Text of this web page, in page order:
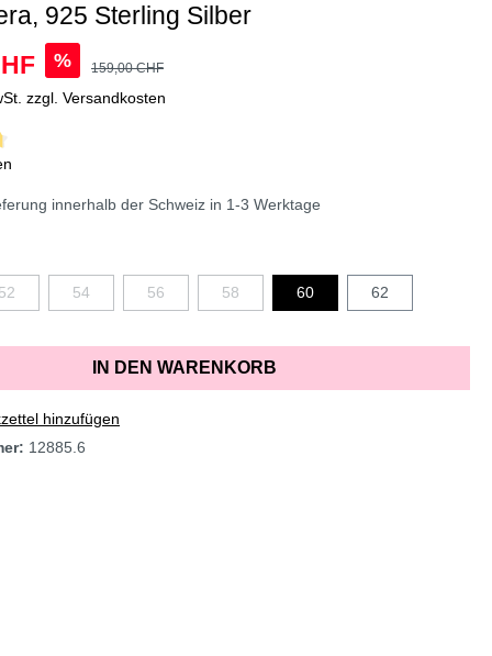
925 Sterling Silber
% 159,00 CHF
zzgl. Versandkosten
innerhalb der Schweiz in 1-3 Werktage
54 56 58 60 62
IN DEN WARENKORB
hinzufügen
12885.6